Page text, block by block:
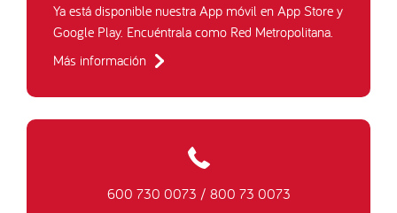
Ya está disponible nuestra App móvil en App Store y
Google Play. Encuéntrala como Red Metropolitana.
Más información
600 730 0073 / 800 73 0073